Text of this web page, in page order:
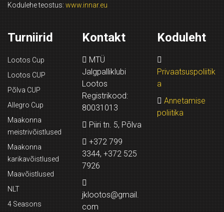
Kodulehe teostus: www.innar.eu
Turniirid
Lootos Cup
Lootos CUP
Põlva CUP
Allegro Cup
Maakonna
meistrivõistlused
Maakonna
karikavõistlused
Maavõistlused
NLT
4 Seasons
Kontakt
MTÜ
Jalgpalliklubi
Lootos
Registrikood:
80031013
Piiri tn. 5, Põlva
+372 799
3344, +372 525
7926
jklootos@gmail.
com
Koduleht
Privaatsuspoliitik
a
Annetamise
poliitika